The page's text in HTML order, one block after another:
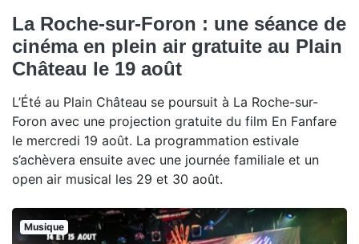
La Roche-sur-Foron : une séance de
cinéma en plein air gratuite au Plain
Château le 19 août
L’Été au Plain Château se poursuit à La Roche-sur-
Foron avec une projection gratuite du film En Fanfare
le mercredi 19 août. La programmation estivale
s’achèvera ensuite avec une journée familiale et un
open air musical les 29 et 30 août.
Musique